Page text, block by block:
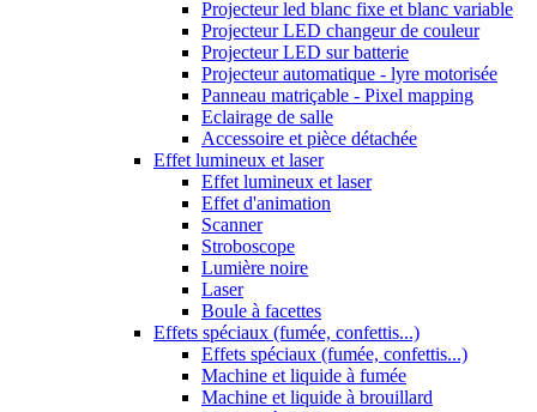
Projecteur led blanc fixe et blanc variable
Projecteur LED changeur de couleur
Projecteur LED sur batterie
Projecteur automatique - lyre motorisée
Panneau matriçable - Pixel mapping
Eclairage de salle
Accessoire et pièce détachée
Effet lumineux et laser
Effet lumineux et laser
Effet d'animation
Scanner
Stroboscope
Lumière noire
Laser
Boule à facettes
Effets spéciaux (fumée, confettis...)
Effets spéciaux (fumée, confettis...)
Machine et liquide à fumée
Machine et liquide à brouillard